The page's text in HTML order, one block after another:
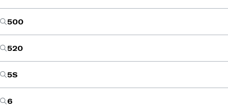
500
520
5S
6